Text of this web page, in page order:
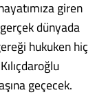
giren
dünyada
hukuken hiç
geçecek.